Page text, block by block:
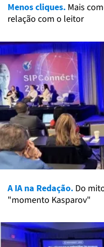
Menos cliques. Mais
relação com o leitor
A IA na Redação. Do
"momento Kasparov"